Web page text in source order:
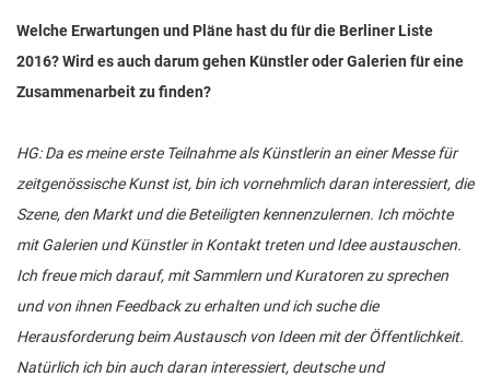
Welche Erwartungen und Pläne hast du für die Berliner Liste
2016? Wird es auch darum gehen Künstler oder Galerien für eine
Zusammenarbeit zu finden?
HG: Da es meine erste Teilnahme als Künstlerin an einer Messe für
zeitgenössische Kunst ist, bin ich vornehmlich daran interessiert, die
Szene, den Markt und die Beteiligten kennenzulernen. Ich möchte
mit Galerien und Künstler in Kontakt treten und Idee austauschen.
Ich freue mich darauf, mit Sammlern und Kuratoren zu sprechen
und von ihnen Feedback zu erhalten und ich suche die
Herausforderung beim Austausch von Ideen mit der Öffentlichkeit.
Natürlich ich bin auch daran interessiert, deutsche und